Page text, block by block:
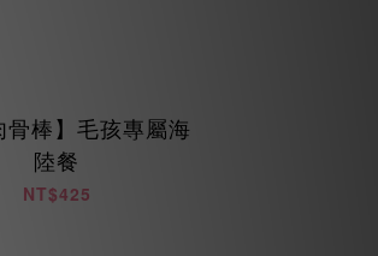
骨棒】毛孩專屬海
陸餐
NT$425